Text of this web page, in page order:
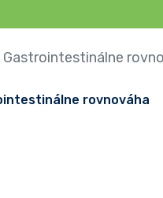
Gastrointestinálne
rovnováha